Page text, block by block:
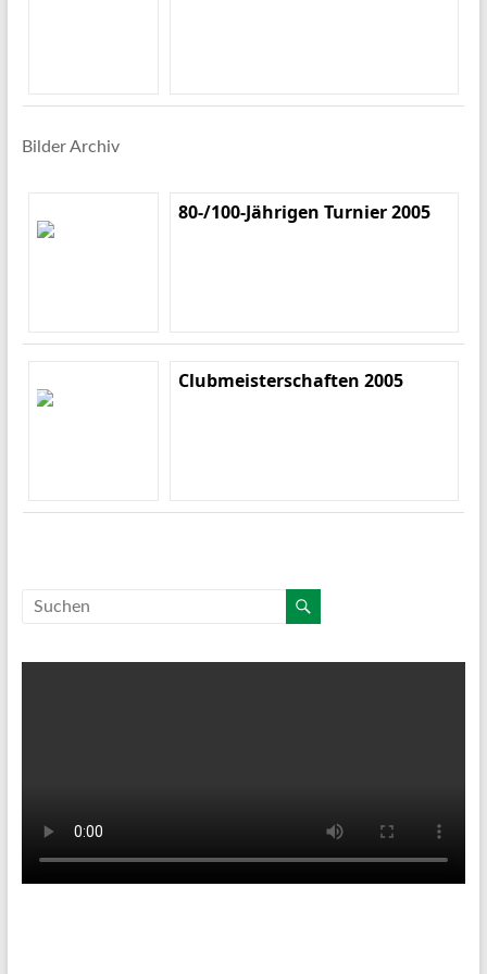
Bilder Archiv
80-/100-Jährigen Turnier 2005
Clubmeisterschaften 2005